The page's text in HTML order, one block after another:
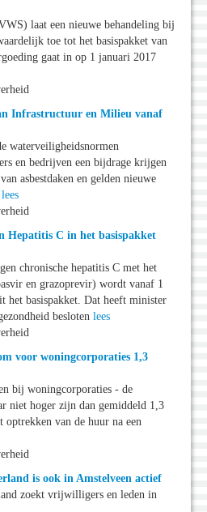
laat een nieuwe behandeling bij
toe tot het basispakket van
gaat in op 1 januari 2017
Infrastructuur en Milieu vanaf
waterveiligheidsnormen
en bedrijven een bijdrage krijgen
asbestdaken en gelden nieuwe
lees
Hepatitis C in het basispakket
chronische hepatitis C met het
en grazoprevir) wordt vanaf 1
het basispakket. Dat heeft minister
besloten lees
voor woningcorporaties 1,3
bij woningcorporaties - de
niet hoger zijn dan gemiddeld 1,3
van de huur na een
is ook in Amstelveen actief
zoekt vrijwilligers en leden in